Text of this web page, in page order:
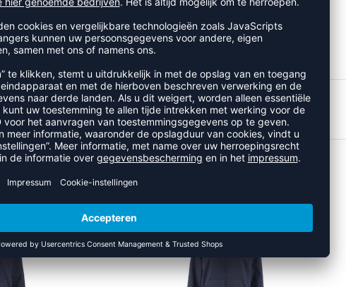
RECENT BEKEKEN
DE CATEGORIE ZAANSTAD
NEW